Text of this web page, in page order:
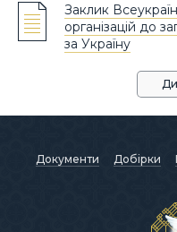
Заклик
організацій до
за Україну
Документи Добірки